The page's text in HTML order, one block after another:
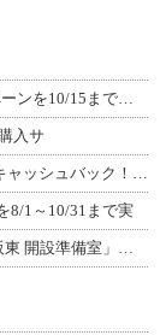
入サ
8/1～10/31まで実